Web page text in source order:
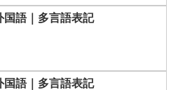
国語｜多言語表記
国語｜多言語表記